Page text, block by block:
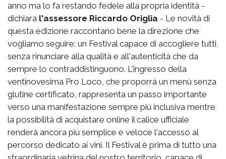
anno ma lo fa restando fedele alla propria identità -
dichiara l'assessore Riccardo Origlia - Le novità di
questa edizione raccontano bene la direzione che
vogliamo seguire: un Festival capace di accogliere tutti,
senza rinunciare alla qualità e all'autenticità che da
sempre lo contraddistinguono. L'ingresso della
ventinovesima Pro Loco, che proporrà un menù senza
glutine certificato, rappresenta un passo importante
verso una manifestazione sempre più inclusiva mentre
la possibilità di acquistare online il calice ufficiale
renderà ancora più semplice e veloce l'accesso al
percorso dedicato ai vini. Il Festival è prima di tutto una